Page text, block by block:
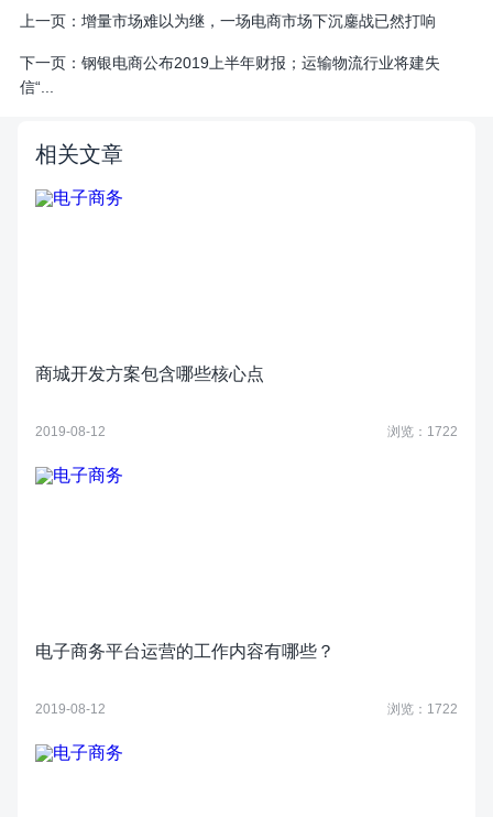
上一页： 增量市场难以为继，一场电商市场下沉鏖战已然打响
下一页： 钢银电商公布2019上半年财报；运输物流行业将建失
信“...
相关文章
商城开发方案包含哪些核心点
2019-08-12 浏览：1722
电子商务平台运营的工作内容有哪些？
2019-08-12 浏览：1722